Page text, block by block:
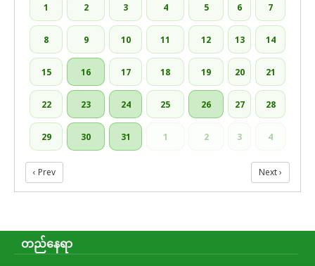
1 2 3 4 5 6 7
8 9 10 11 12 13 14
15 16 17 18 19 20 21
22 23 24 25 26 27 28
29 30 31 1 2 3 4
‹ Prev Next ›
တည်နေရာ